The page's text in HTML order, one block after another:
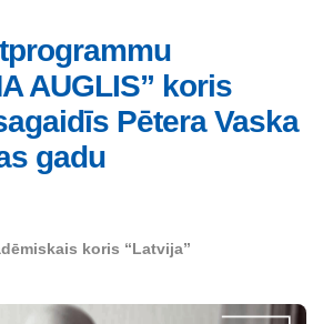
AUGLIS” koris
Pētera Vaska
gadu
koris “Latvija”